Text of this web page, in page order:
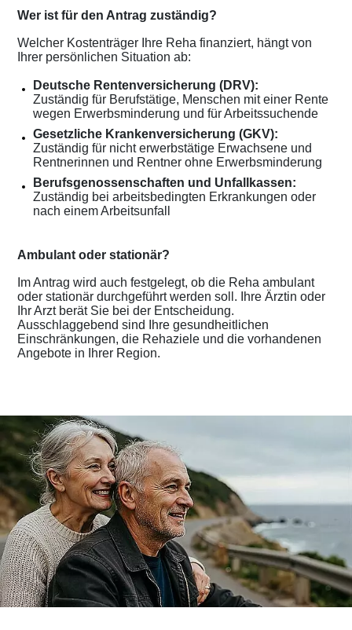
Wer ist für den Antrag zuständig?
Welcher Kostenträger Ihre Reha finanziert, hängt von
Ihrer persönlichen Situation ab:
Deutsche Rentenversicherung (DRV):
Zuständig für Berufstätige, Menschen mit einer Rente
wegen Erwerbsminderung und für Arbeitssuchende
Gesetzliche Krankenversicherung (GKV):
Zuständig für nicht erwerbstätige Erwachsene und
Rentnerinnen und Rentner ohne Erwerbsminderung
Berufsgenossenschaften und Unfallkassen:
Zuständig bei arbeitsbedingten Erkrankungen oder
nach einem Arbeitsunfall
Ambulant oder stationär?
Im Antrag wird auch festgelegt, ob die Reha ambulant
oder stationär durchgeführt werden soll. Ihre Ärztin oder
Ihr Arzt berät Sie bei der Entscheidung.
Ausschlaggebend sind Ihre gesundheitlichen
Einschränkungen, die Rehaziele und die vorhandenen
Angebote in Ihrer Region.